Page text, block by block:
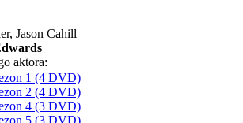
, Jason Cahill
aktora:
1 (4 DVD)
2 (4 DVD)
4 (3 DVD)
5 (3 DVD)